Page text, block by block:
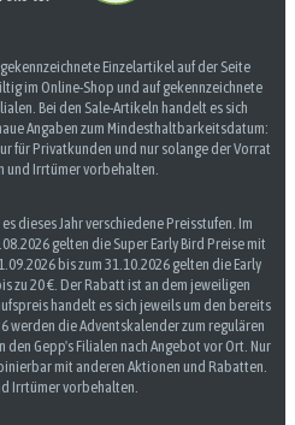
Einzelartikel auf der Seite
im Online-Shop und auf gekennzeichnete
Bei den Sale-Artikeln handelt es sich
Angaben zum Mindesthaltbarkeitsdatum:
für Privatkunden und nur solange der Vorrat
und Irrtümer vorbehalten.
dieses Jahr verschiedene Preisstufen. Im
gelten die Super Early Bird Preise mit
bis zum 31.10.2026 gelten die Early
zu 20 €. Der Rabatt ist an dem jeweiligen
handelt es sich jeweils um den bereits
werden die Adventskalender zum regulären
Gepp's Filialen nach Angebot vor Ort. Nur
mit anderen Aktionen und Rabatten.
Irrtümer vorbehalten.